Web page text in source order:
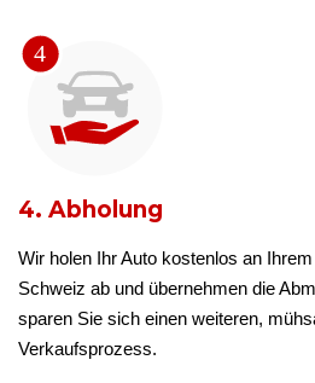
4. Abholung
Wir holen Ihr Auto kostenlos an
Schweiz ab und übernehmen die
sparen Sie sich einen weiteren,
Verkaufsprozess.